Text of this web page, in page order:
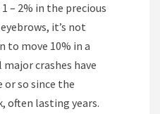
– 2% in the precious
it’s not
to move 10% in a
major crashes have
or so since the
often lasting years.